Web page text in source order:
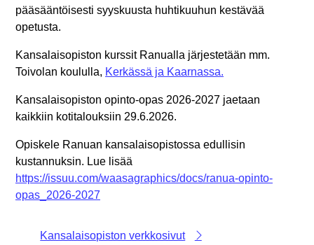
pääsääntöisesti syyskuusta huhtikuuhun kestävää
opetusta.
Kansalaisopiston kurssit Ranualla järjestetään mm.
Toivolan koululla, Kerkässä ja Kaarnassa.
Kansalaisopiston opinto-opas 2026-2027 jaetaan
kaikkiin kotitalouksiin 29.6.2026.
Opiskele Ranuan kansalaisopistossa edullisin
kustannuksin. Lue lisää
https://issuu.com/waasagraphics/docs/ranua-opinto-
opas_2026-2027
Kansalaisopiston verkkosivut